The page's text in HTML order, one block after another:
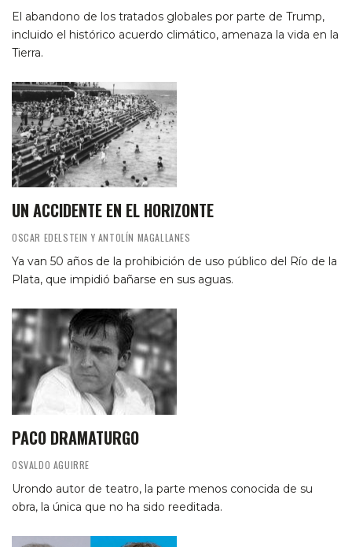
El abandono de los tratados globales por parte de Trump,
incluido el histórico acuerdo climático, amenaza la vida en la
Tierra.
UN ACCIDENTE EN EL HORIZONTE
OSCAR EDELSTEIN Y ANTOLÍN MAGALLANES
Ya van 50 años de la prohibición de uso público del Río de la
Plata, que impidió bañarse en sus aguas.
PACO DRAMATURGO
OSVALDO AGUIRRE
Urondo autor de teatro, la parte menos conocida de su
obra, la única que no ha sido reeditada.